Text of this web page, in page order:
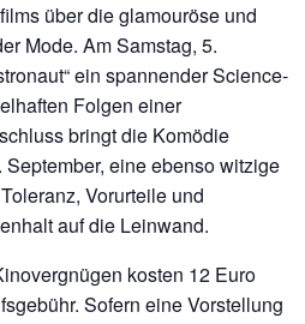
über die glamouröse und
Mode. Am Samstag, 5.
ein spannender Science-
Folgen einer
bringt die Komödie
September, eine ebenso witzige
Vorurteile und
auf die Leinwand.
kosten 12 Euro
Sofern eine Vorstellung